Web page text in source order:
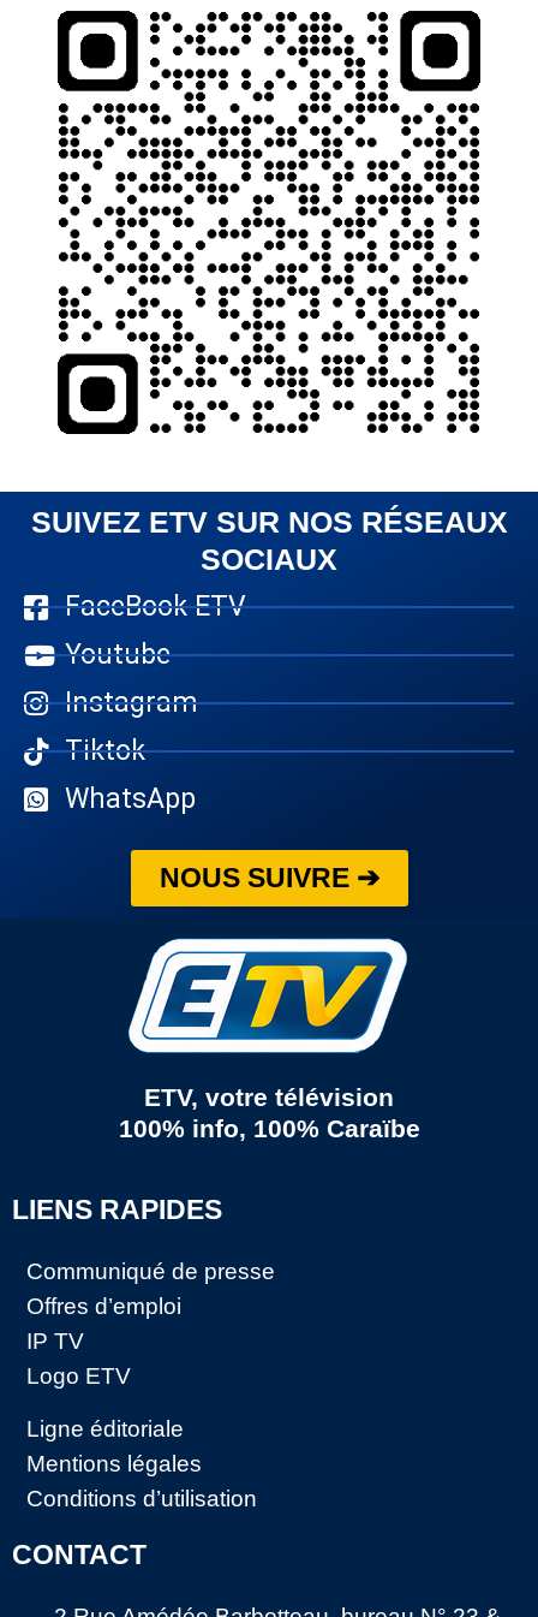
SUIVEZ ETV SUR NOS RÉSEAUX
SOCIAUX
FaceBook ETV
Youtube
Instagram
Tiktok
WhatsApp
NOUS SUIVRE ➔
ETV, votre télévision
100% info, 100% Caraïbe
LIENS RAPIDES
Communiqué de presse
Offres d’emploi
IP TV
Logo ETV
Ligne éditoriale
Mentions légales
Conditions d’utilisation
CONTACT